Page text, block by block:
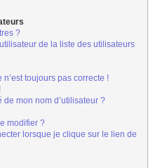
?
de la liste des utilisateurs
toujours pas correcte !
mon nom d’utilisateur ?
modifier ?
lorsque je clique sur le lien de